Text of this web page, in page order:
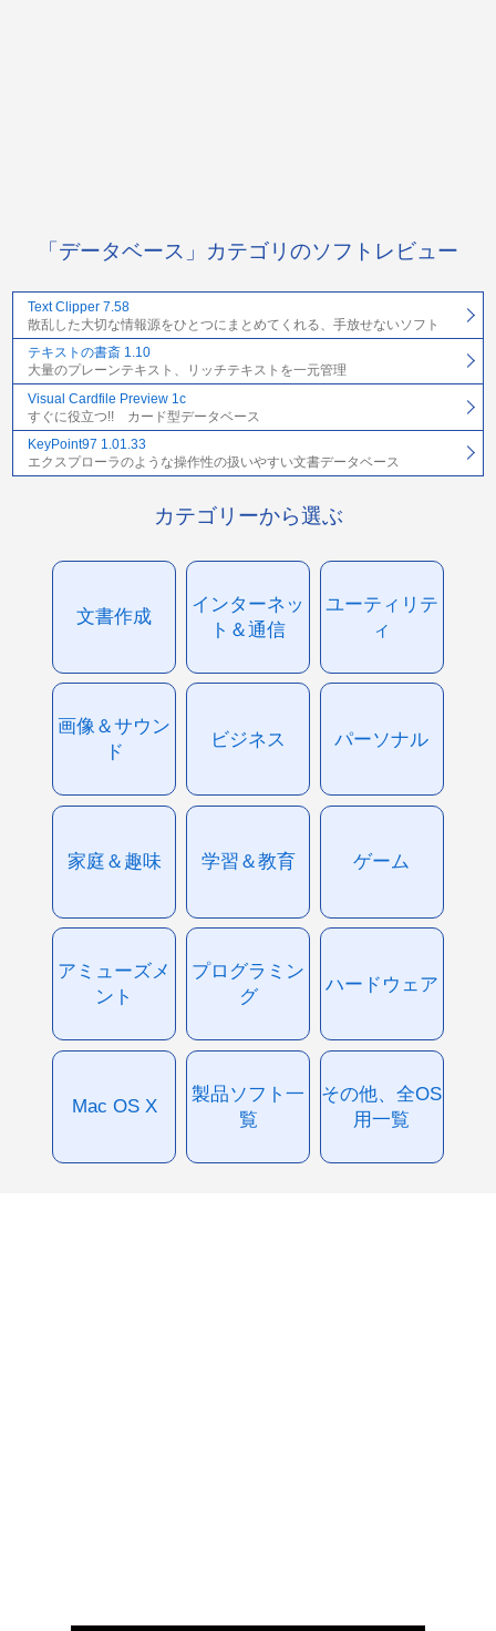
「データベース」カテゴリのソフトレビュー
Text Clipper 7.58
散乱した大切な情報源をひとつにまとめてくれる、手放せないソフト
テキストの書斎 1.10
大量のプレーンテキスト、リッチテキストを一元管理
Visual Cardfile Preview 1c
すぐに役立つ!! カード型データベース
KeyPoint97 1.01.33
エクスプローラのような操作性の扱いやすい文書データベース
カテゴリーから選ぶ
文書作成
インターネッ
ト＆通信
ユーティリテ
ィ
画像＆サウン
ド
ビジネス パーソナル
家庭＆趣味 学習＆教育 ゲーム
アミューズメ
ント
プログラミン
グ
ハードウェア
Mac OS X
製品ソフト一
覧
その他、全OS
用一覧